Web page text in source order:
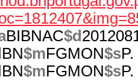
BIBNAC$d
BN$mFGMON$s
BN$mFGMON$s